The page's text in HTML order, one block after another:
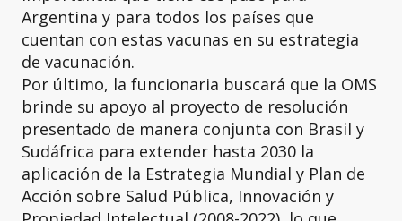
Argentina y para todos los países que
cuentan con estas vacunas en su estrategia
de vacunación.
Por último, la funcionaria buscará que la OMS
brinde su apoyo al proyecto de resolución
presentado de manera conjunta con Brasil y
Sudáfrica para extender hasta 2030 la
aplicación de la Estrategia Mundial y Plan de
Acción sobre Salud Pública, Innovación y